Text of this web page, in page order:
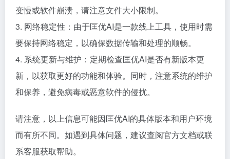
变慢或软件崩溃，请注意文件大小限制。
3. 网络稳定性：由于匡优AI是一款线上工具，使用时需
要保持网络稳定，以确保数据传输和处理的顺畅。
4. 系统更新与维护：定期检查匡优AI是否有新版本更
新，以获取更好的功能和体验。同时，注意系统的维护
和保养，避免病毒或恶意软件的侵扰。
请注意，以上信息可能因匡优AI的具体版本和用户环境
而有所不同。如遇到具体问题，建议查阅官方文档或联
系客服获取帮助。